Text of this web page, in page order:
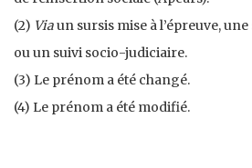
(2) Viaun sursis mise à l’épreuve,
ou un suivi socio-judiciaire.
(3) Le prénom a été changé.
(4) Le prénom a été modifié.